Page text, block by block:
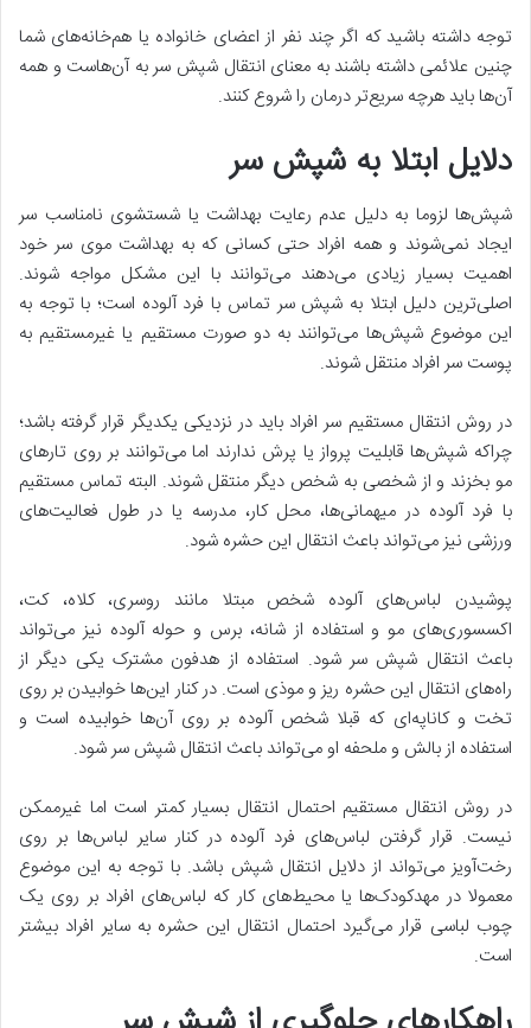
توجه داشته باشید که اگر چند نفر از اعضای خانواده یا هم‌خانه‌های شما
چنین علائمی داشته باشند به معنای انتقال شپش سر به آن‌هاست و همه
آن‌ها باید هرچه سریع‌تر درمان را شروع کنند.
دلایل ابتلا به شپش سر
شپش‌ها لزوما به دلیل عدم رعایت بهداشت یا شستشوی نامناسب سر
ایجاد نمی‌شوند و همه افراد حتی کسانی که به بهداشت موی سر خود
اهمیت بسیار زیادی می‌دهند می‌توانند با این مشکل مواجه شوند.
اصلی‌ترین دلیل ابتلا به شپش سر تماس با فرد آلوده است؛ با توجه به
این موضوع شپش‌ها می‌توانند به دو صورت مستقیم یا غیرمستقیم به
پوست سر افراد منتقل شوند.
در روش انتقال مستقیم سر افراد باید در نزدیکی یکدیگر قرار گرفته باشد؛
چراکه شپش‌ها قابلیت پرواز یا پرش ندارند اما می‌توانند بر روی تارهای
مو بخزند و از شخصی به شخص دیگر منتقل شوند. البته تماس مستقیم
با فرد آلوده در میهمانی‌ها، محل کار، مدرسه یا در طول فعالیت‌های
ورزشی نیز می‌تواند باعث انتقال این حشره شود.
پوشیدن لباس‌های آلوده شخص مبتلا مانند روسری، کلاه، کت،
اکسسوری‌های مو و استفاده از شانه، برس و حوله آلوده نیز می‌تواند
باعث انتقال شپش سر شود. استفاده از هدفون مشترک یکی دیگر از
راه‌های انتقال این حشره ریز و موذی است. در کنار این‌ها خوابیدن بر روی
تخت و کاناپه‌ای که قبلا شخص آلوده بر روی آن‌ها خوابیده است و
استفاده از بالش و ملحفه او می‌تواند باعث انتقال شپش سر شود.
در روش انتقال مستقیم احتمال انتقال بسیار کمتر است اما غیرممکن
نیست. قرار گرفتن لباس‌های فرد آلوده در کنار سایر لباس‌ها بر روی
رخت‌آویز می‌تواند از دلایل انتقال شپش باشد. با توجه به این موضوع
معمولا در مهدکودک‌ها یا محیط‌های کار که لباس‌های افراد بر روی یک
چوب لباسی قرار می‌گیرد احتمال انتقال این حشره به سایر افراد بیشتر
است.